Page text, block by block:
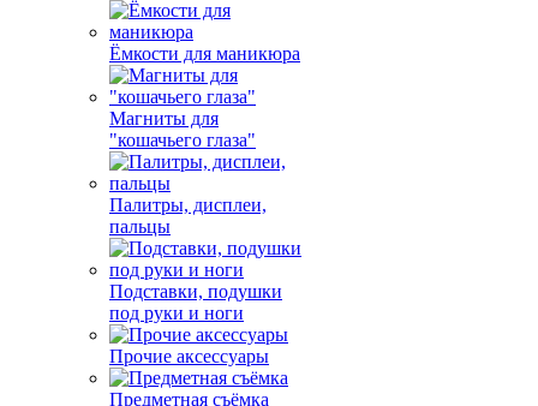
Ёмкости для маникюра
Магниты для
"кошачьего глаза"
Палитры, дисплеи,
пальцы
Подставки, подушки
под руки и ноги
Прочие аксессуары
Предметная съёмка